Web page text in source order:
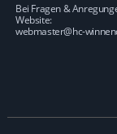
Bei Fragen &
Website:
webmaster@hc-